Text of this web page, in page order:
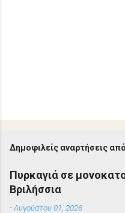
Δημοφιλείς αναρτήσεις
Πυρκαγιά σε
Βριλήσσια
-Αυγούστου 01, 2026